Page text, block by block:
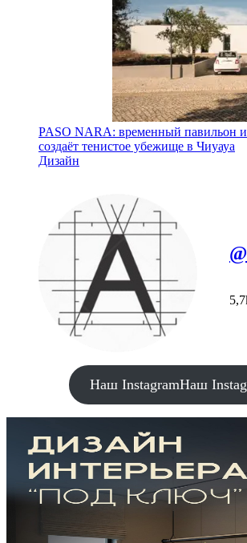
PASO NARA: временный павильон
создаёт тенистое убежище в Чиуауа
Дизайн
Наш InstagramНаш